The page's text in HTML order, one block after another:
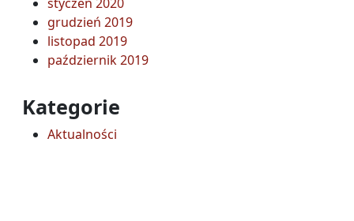
grudzień 2019
listopad 2019
październik 2019
Kategorie
Aktualności